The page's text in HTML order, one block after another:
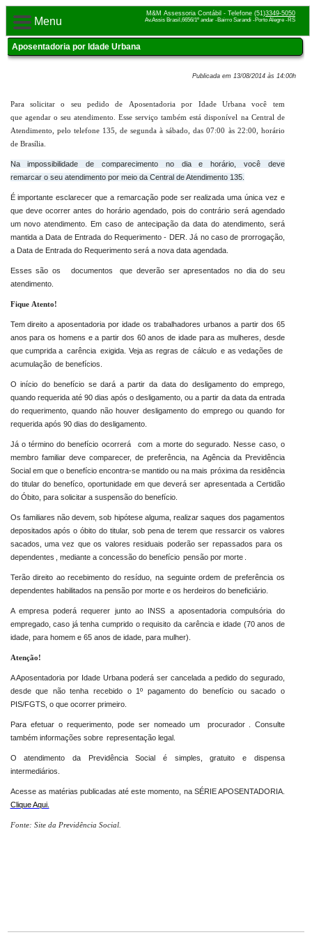
Menu
M&M Assessoria Contábil - Telefone (51)3349-5050
Av.Assis Brasil,6656/1º andar -Bairro Sarandi -Porto Alegre -RS
Aposentadoria por Idade Urbana
Publicada em 13/08/2014 às 14:00h
Para solicitar o seu pedido de Aposentadoria por Idade Urbana você tem
que agendar o seu atendimento. Esse serviço também está disponível na Central de
Atendimento, pelo telefone 135, de segunda à sábado, das 07:00 às 22:00, horário
de Brasília.
Na impossibilidade de comparecimento no dia e horário, você deve
remarcar o seu atendimento por meio da Central de Atendimento 135.
É importante esclarecer que a remarcação pode ser realizada uma única vez e
que deve ocorrer antes do horário agendado, pois do contrário será agendado
um novo atendimento. Em caso de antecipação da data do atendimento, será
mantida a Data de Entrada do Requerimento - DER. Já no caso de prorrogação,
a Data de Entrada do Requerimento será a nova data agendada.
Esses são os documentos
que deverão ser apresentados no dia do seu
atendimento.
Fique Atento!
Tem direito a aposentadoria por idade os trabalhadores urbanos a partir dos 65
anos para os homens e a partir dos 60 anos de idade para as mulheres, desde
que cumprida a carência exigida. Veja as regras de cálculo e as vedações de
acumulação de benefícios.
O início do benefício se dará a partir da data do desligamento do emprego,
quando requerida até 90 dias após o desligamento, ou a partir da data da entrada
do requerimento, quando não houver desligamento do emprego ou quando for
requerida após 90 dias do desligamento.
Já o término do benefício ocorrerá
com a morte do segurado. Nesse caso, o
membro familiar deve comparecer, de preferência, na Agência da Previdência
Social em que o benefício encontra-se mantido ou na mais próxima da residência
do titular do benefíco, oportunidade em que deverá ser apresentada a Certidão
do Óbito, para solicitar a suspensão do benefício.
Os familiares não devem, sob hipótese alguma, realizar saques dos pagamentos
depositados após o óbito do titular, sob pena de terem que ressarcir os valores
sacados, uma vez que os valores residuais poderão ser repassados para os
dependentes
, mediante a concessão do benefício pensão por morte
Terão direito ao recebimento do resíduo, na seguinte ordem de preferência os
dependentes habilitados na pensão por morte e os herdeiros do beneficiário.
A empresa poderá requerer junto ao INSS a aposentadoria compulsória do
empregado, caso já tenha cumprido o requisito da carência e idade (70 anos de
idade, para homem e 65 anos de idade, para mulher).
Atenção!
A Aposentadoria por Idade Urbana poderá ser cancelada a pedido do segurado,
desde que não tenha recebido o 1º pagamento do benefício ou sacado o
PIS/FGTS, o que ocorrer primeiro.
Para efetuar o requerimento, pode ser nomeado um procurador
. Consulte
também informações sobre representação legal.
O atendimento da Previdência Social é simples, gratuito e dispensa
intermediários.
Acesse as matérias publicadas até este momento, na SÉRIE APOSENTADORIA.
Clique Aqui.
Fonte: Site da Previdência Social.